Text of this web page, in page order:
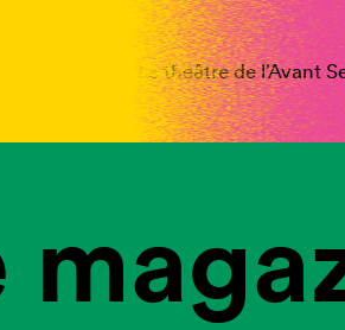
Le théâtre de l’Avant